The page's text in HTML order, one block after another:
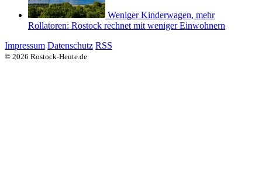
Weniger Kinderwagen, mehr
Rollatoren: Rostock rechnet mit weniger Einwohnern
Impressum Datenschutz RSS
© 2026 Rostock-Heute.de